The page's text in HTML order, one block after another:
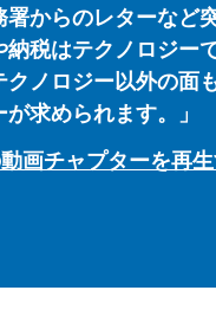
署からのレターなど
納税はテクノロジー
クノロジー以外の面
求められます。
」
画チャプターを再